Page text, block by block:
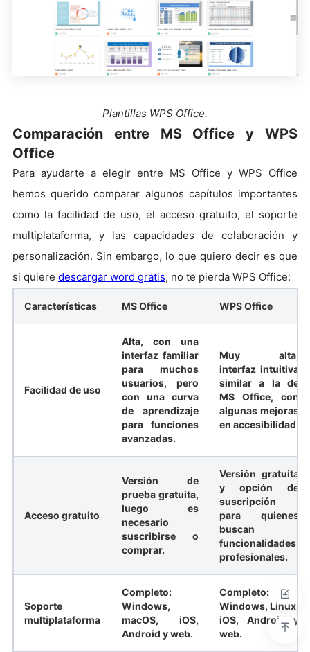
Plantillas WPS Office.
Comparación entre MS Office y WPS
Office
Para ayudarte a elegir entre MS Office y WPS Office
hemos querido comparar algunos capítulos importantes
como la facilidad de uso, el acceso gratuito, el soporte
multiplataforma, y las capacidades de colaboración y
personalización. Sin embargo, lo que quiero decir es que
si quiere descargar word gratis, no te pierda WPS Office:
Características MS Office WPS Office
Facilidad de uso
Alta, con una
interfaz familiar
para muchos
usuarios, pero
con una curva
de aprendizaje
para funciones
avanzadas.
Muy alta,
interfaz intuitiva
similar a la de
MS Office, con
algunas mejoras
en accesibilidad.
Acceso gratuito
Versión de
prueba gratuita,
luego es
necesario
suscribirse o
comprar.
Versión gratuita
y opción de
suscripción
para quienes
buscan
funcionalidades
profesionales.
Soporte
multiplataforma
Completo:
Windows,
macOS, iOS,
Android y web.
Completo:
Windows, Linux,
iOS, Android y
web.